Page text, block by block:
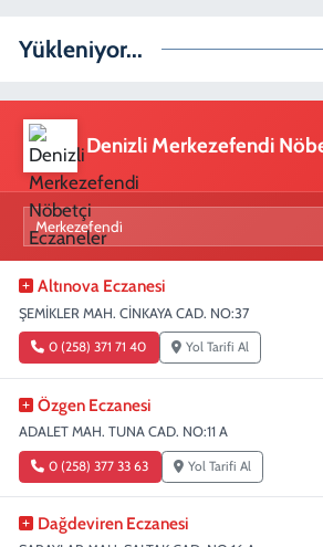
Yükleniyor...
Denizli Merkezefendi
Altınova Eczanesi
ŞEMİKLER MAH. CİNKAYA CAD. NO:37
0 (258) 371 71 40 Yol Tarifi Al
Özgen Eczanesi
ADALET MAH. TUNA CAD. NO:11 A
0 (258) 377 33 63 Yol Tarifi Al
Dağdeviren Eczanesi